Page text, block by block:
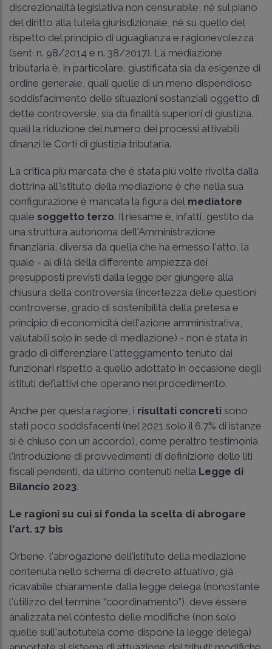
discrezionalità legislativa non censurabile, né sul piano
del diritto alla tutela giurisdizionale, né su quello del
rispetto del principio di uguaglianza e ragionevolezza
(sent. n. 98/2014 e n. 38/2017). La mediazione
tributaria è, in particolare, giustificata sia da esigenze di
ordine generale, quali quelle di un meno dispendioso
soddisfacimento delle situazioni sostanziali oggetto di
dette controversie, sia da finalità superiori di giustizia,
quali la riduzione del numero dei processi attivabili
dinanzi le Corti di giustizia tributaria.
La critica più marcata che è stata più volte rivolta dalla
dottrina all'istituto della mediazione è che nella sua
configurazione è mancata la figura del mediatore
quale soggetto terzo. Il riesame è, infatti, gestito da
una struttura autonoma dell'Amministrazione
finanziaria, diversa da quella che ha emesso l'atto, la
quale - al di là della differente ampiezza dei
presupposti previsti dalla legge per giungere alla
chiusura della controversia (incertezza delle questioni
controverse, grado di sostenibilità della pretesa e
principio di economicità dell'azione amministrativa,
valutabili solo in sede di mediazione) - non è stata in
grado di differenziare l'atteggiamento tenuto dai
funzionari rispetto a quello adottato in occasione degli
istituti deflattivi che operano nel procedimento.
Anche per questa ragione, i risultati concreti sono
stati poco soddisfacenti (nel 2021 solo il 6.7% di istanze
si è chiuso con un accordo), come peraltro testimonia
l'introduzione di provvedimenti di definizione delle liti
fiscali pendenti, da ultimo contenuti nella Legge di
Bilancio 2023.
Le ragioni su cui si fonda la scelta di abrogare
l'art. 17 bis
Orbene, l'abrogazione dell'istituto della mediazione
contenuta nello schema di decreto attuativo, già
ricavabile chiaramente dalla legge delega (nonostante
l'utilizzo del termine “coordinamento”), deve essere
analizzata nel contesto delle modifiche (non solo
quelle sull'autotutela come dispone la legge delega)